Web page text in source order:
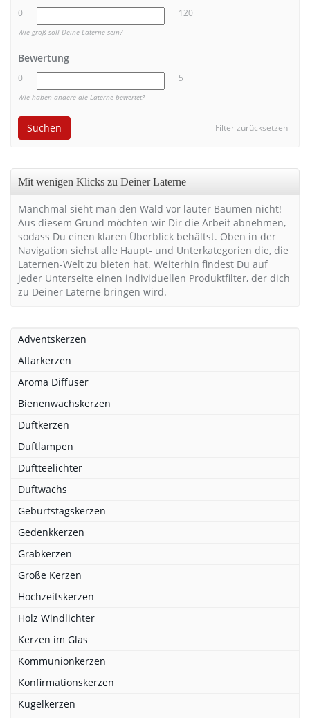
0 120
Wie groß soll Deine Laterne sein?
Bewertung
0 5
Wie haben andere die Laterne bewertet?
Filter zurücksetzen
Suchen
Mit wenigen Klicks zu Deiner Laterne
Manchmal sieht man den Wald vor lauter Bäumen nicht!
Aus diesem Grund möchten wir Dir die Arbeit abnehmen,
sodass Du einen klaren Überblick behältst. Oben in der
Navigation siehst alle Haupt- und Unterkategorien die, die
Laternen-Welt zu bieten hat. Weiterhin findest Du auf
jeder Unterseite einen individuellen Produktfilter, der dich
zu Deiner Laterne bringen wird.
Adventskerzen
Altarkerzen
Aroma Diffuser
Bienenwachskerzen
Duftkerzen
Duftlampen
Duftteelichter
Duftwachs
Geburtstagskerzen
Gedenkkerzen
Grabkerzen
Große Kerzen
Hochzeitskerzen
Holz Windlichter
Kerzen im Glas
Kommunionkerzen
Konfirmationskerzen
Kugelkerzen